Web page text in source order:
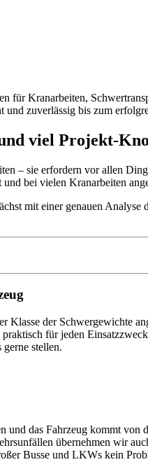
für Kranarbeiten,
und zuverlässig bis zum
viel Projekt-
– sie erfordern vor allen
bei vielen Kranarbeiten
mit einer genauen
Klasse der Schwergewichte
für jeden
stellen.
und das Fahrzeug kommt
übernehmen wir
Busse und LKWs kein